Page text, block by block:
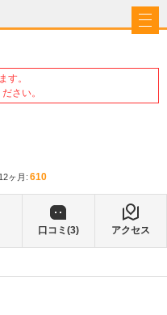
す。
さい。
ヶ月: 610
口コミ(3) アクセス